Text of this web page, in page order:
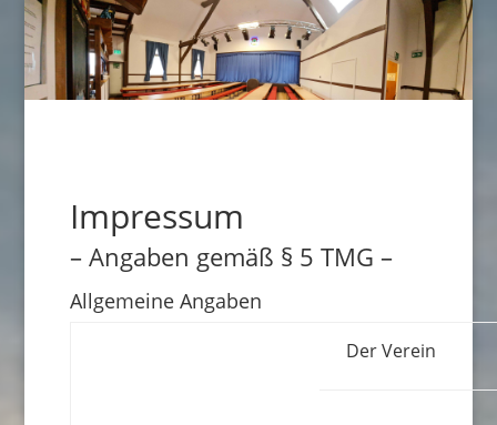
Impressum
– Angaben gemäß § 5 TMG –
Allgemeine Angaben
Der Verein